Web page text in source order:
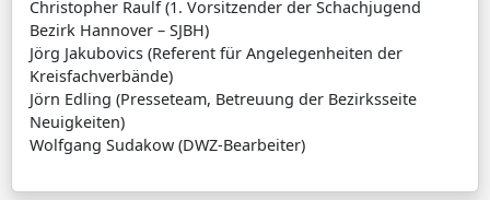
Christopher Raulf (1. Vorsitzender der Schachjugend
Bezirk Hannover – SJBH)
Jörg Jakubovics (Referent für Angelegenheiten der
Kreisfachverbände)
Jörn Edling (Presseteam, Betreuung der Bezirksseite
Neuigkeiten)
Wolfgang Sudakow (DWZ-Bearbeiter)